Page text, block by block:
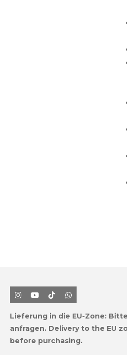
I
n
t
a
r
Y
o
T
u
e
T
i
k
T
o
W
h
t
s
p
Lieferung in die EU-Zone:
anfragen. Delivery to the EU
before purchasing.